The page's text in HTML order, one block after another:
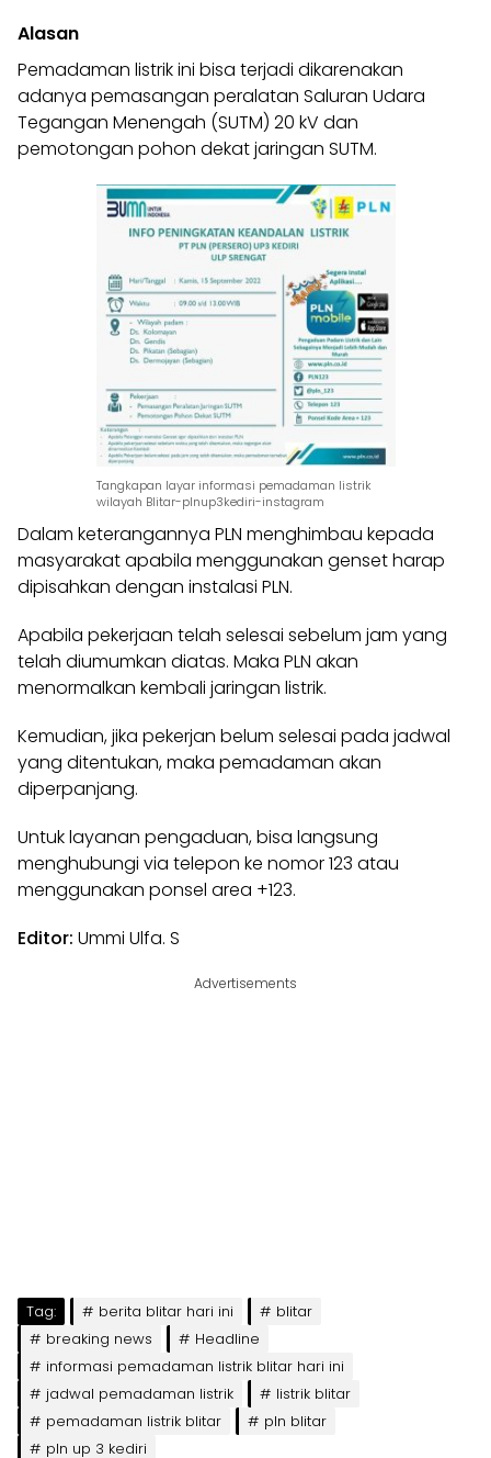
Alasan
Pemadaman listrikini bisa terjadi dikarenakan
adanya pemasangan peralatan Saluran Udara
Tegangan Menengah (SUTM) 20 kV dan
pemotongan pohon dekat jaringan SUTM.
Tangkapan layar informasi pemadaman listrik
wilayah Blitar-plnup3kediri-instagram
Dalam keterangannya PLN menghimbau kepada
masyarakat apabila menggunakan genset harap
dipisahkan dengan instalasi PLN.
Apabila pekerjaan telah selesai sebelum jam yang
telah diumumkan diatas. Maka PLN akan
menormalkan kembali jaringan listrik.
Kemudian, jika pekerjan belum selesai pada jadwal
yang ditentukan, maka pemadaman akan
diperpanjang.
Untuk layanan pengaduan, bisa langsung
menghubungi via telepon ke nomor 123 atau
menggunakan ponsel area +123.
Editor: Ummi Ulfa. S
Advertisements
Tag: berita blitar hari ini
blitar
breaking news
Headline
informasi pemadaman listrik blitar hari ini
jadwal pemadaman listrik
listrik blitar
pemadaman listrik blitar
pln blitar
pln up 3 kediri